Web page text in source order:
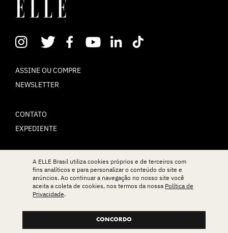
ASSINE OU COMPRE
NEWSLETTER
CONTATO
EXPEDIENTE
POLÍTICA DE PRIVACIDADE
TERMOS DE USO
A ELLE Brasil utiliza cookies próprios e de terceiros com
fins analíticos e para personalizar o conteúdo do site e
anúncios. Ao continuar a navegação no nosso site você
aceita a coleta de cookies, nos termos da nossa Política de
Privacidade.
CONCORDO